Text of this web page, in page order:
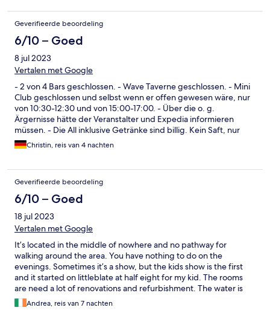
adoré.
Geverifieerde beoordeling
6/10 – Goed
8 jul 2023
Vertalen met Google
- 2 von 4 Bars geschlossen. - Wave Taverne geschlossen. - Mini
Club geschlossen und selbst wenn er offen gewesen wäre, nur
von 10:30-12:30 und von 15:00-17:00. - Über die o. g.
Ärgernisse hätte der Veranstalter und Expedia informieren
müssen. - Die All inklusive Getränke sind billig. Kein Saft, nur
Sirupgetränke. Limo okay, Bier auch. Auch bei Wein und Wasser
kann man bichts falsch machen. Die Cocktails sind keine
Schnaps drin. Nicht mein Fall. - Das Essen war gut bis
durchschnittlich, kein Vergleich zu einer Taverne aber man hat
immer etwas gefunden. Es ist halt für die überwiegend
britischen Gäste ausgerichtet. Das heißt viel fast food, wenig
traditionelle Küche. - Am letzten Tag war der Kinderpool
gesperrt und auch am Abreisetag habe ich uhn nicht geöffnet
gesehen. Grund waren die Wasserqualität, zu viele E-Coli-
Bakterien. Ich frage mich, wenn die Filteranlage normal
funktionieren würde, wie es dann sein kann. Vir Saisonbeginn
sollte die Technik doch gewartet sein.
Christin, reis van 4 nachten
Geverifieerde beoordeling
6/10 – Goed
18 jul 2023
Vertalen met Google
It’s located in the middle of nowhere and no pathway for
walking around the area. You have nothing to do on the
evenings. Sometimes it’s a show, but the kids show is the first
and it started on littleblate at half eight for my kid. The rooms
are need a lot of renovations and refurbishment. The water is
always come back from the floor in the bathroom as it was
blocked especially when u use a shampoo. The ants are always
Andrea, reis van 7 nachten